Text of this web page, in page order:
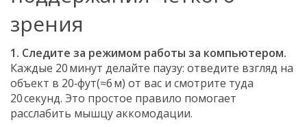
зрения
1. Следите за режимом работы за компьютером.
Каждые 20 минут делайте паузу: отведите взгляд на
объект в 20‑фут(≈6 м) от вас и смотрите туда
20 секунд. Это простое правило помогает
расслабить мышцу аккомодации.